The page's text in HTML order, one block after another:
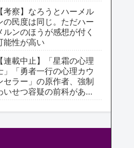
【考察】なろうとハーメル
の民度は同じ。ただハー
ルンのほうが感想が付く
能性が高い
【連載中止】「星霜の心理
」「勇者一行の心理カウ
セラー」の原作者、強制
いせつ容疑の前科があっ